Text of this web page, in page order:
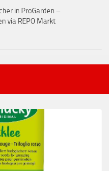
in ProGarden –
via REPO Markt